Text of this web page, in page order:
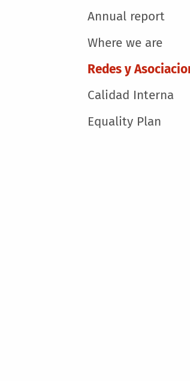
Annual report
Where we are
Redes y
Calidad Interna
Equality Plan